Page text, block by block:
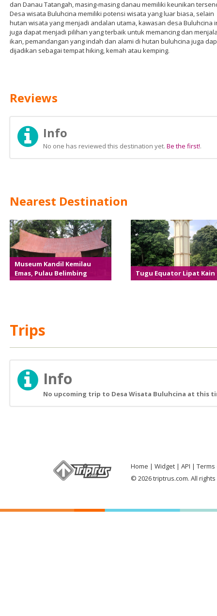
dan Danau Tatangah, masing-masing danau memiliki keunikan
Desa wisata Buluhcina memiliki potensi wisata yang luar biasa, selain
hutan wisata yang menjadi andalan utama, kawasan desa Buluhcina
juga dapat menjadi pilihan yang terbaik untuk memancing dan
ikan, pemandangan yang indah dan alami di hutan buluhcina juga
dijadikan sebagai tempat hiking, kemah atau kemping.
Reviews
Info
No one has reviewed this destination yet. Be the first!.
Nearest Destination
Museum Kandil Kemilau
Emas, Pulau Belimbing
Tugu Equator Lipat Kain
Trips
Info
No upcoming trip to Desa Wisata Buluhcina at this
Home Widget API
Terms
© 2026 triptrus.com. All